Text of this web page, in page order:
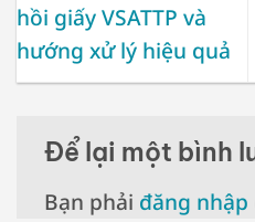
hồi giấy VSATTP và
hướng xử lý hiệu quả
Để lại một bình
Bạn phải đăng nhập